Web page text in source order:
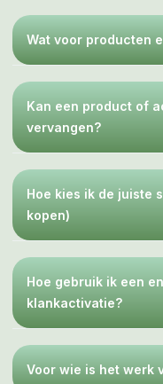
Wat voor producten
Kan een product of
vervangen?
Hoe kies ik de juiste
kopen)
Hoe gebruik ik een
klankactivatie?
Voor wie is het werk